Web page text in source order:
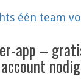
één team
app –